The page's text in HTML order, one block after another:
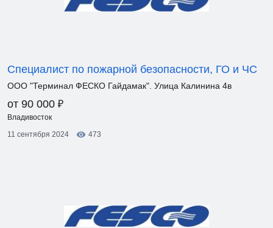
Специалист по пожарной безопасности, ГО и ЧС
ООО "Терминал ФЕСКО Гайдамак". Улица Калинина 4в
от 90 000 ₽
Владивосток
11 сентября 2024
473